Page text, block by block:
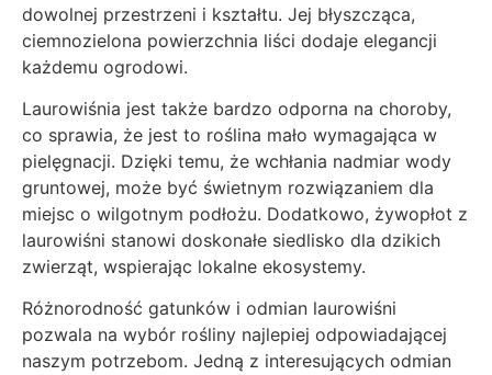
dowolnej przestrzeni i kształtu. Jej błyszcząca,
ciemnozielona powierzchnia liści dodaje elegancji
każdemu ogrodowi.
Laurowiśnia jest także bardzo odporna na choroby,
co sprawia, że jest to roślina mało wymagająca w
pielęgnacji. Dzięki temu, że wchłania nadmiar wody
gruntowej, może być świetnym rozwiązaniem dla
miejsc o wilgotnym podłożu. Dodatkowo, żywopłot z
laurowiśni stanowi doskonałe siedlisko dla dzikich
zwierząt, wspierając lokalne ekosystemy.
Różnorodność gatunków i odmian laurowiśni
pozwala na wybór rośliny najlepiej odpowiadającej
naszym potrzebom. Jedną z interesujących odmian